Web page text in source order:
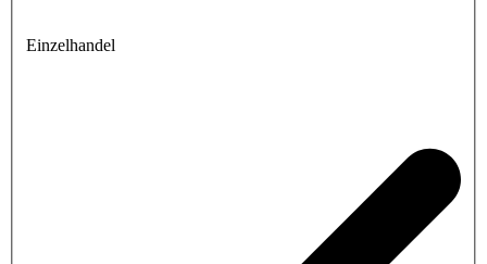
Einzelhandel